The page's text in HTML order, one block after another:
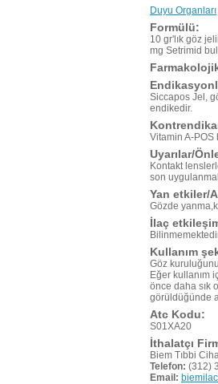
Duyu Organları
Formülü:
10 gr'lık göz
mg Setrimid
Siccapos Jel,
endikedir.
Vitamin A-POS
Uyarılar/
Kontakt
son
Yan etkiler/
Gözde
İlaç
Kullanım
Göz
Eğer kullanım
önce daha sık
görüldüğünde
Atc Kodu:
S01XA20
İthalatçı
Biem Tıbbi
Telefon: (312)
Email: